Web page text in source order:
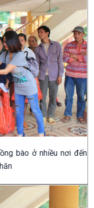
bào ở nhiều nơi đến